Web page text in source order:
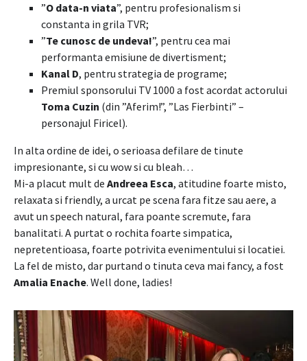
”O data-n viata”, pentru profesionalism si
constanta in grila TVR;
”Te cunosc de undeva!”, pentru cea mai
performanta emisiune de divertisment;
Kanal D, pentru strategia de programe;
Premiul sponsorului TV 1000 a fost acordat actorului
Toma Cuzin (din ”Aferim!”, ”Las Fierbinti” –
personajul Firicel).
In alta ordine de idei, o serioasa defilare de tinute
impresionante, si cu wow si cu bleah…
Mi-a placut mult de Andreea Esca, atitudine foarte misto,
relaxata si friendly, a urcat pe scena fara fitze sau aere, a
avut un speech natural, fara poante scremute, fara
banalitati. A purtat o rochita foarte simpatica,
nepretentioasa, foarte potrivita evenimentului si locatiei.
La fel de misto, dar purtand o tinuta ceva mai fancy, a fost
Amalia Enache. Well done, ladies!